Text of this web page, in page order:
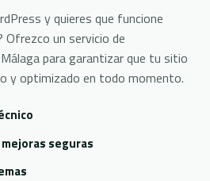
y quieres que funcione
Ofrezco un servicio de
para garantizar que tu sitio
y optimizado en todo momento.
seguras